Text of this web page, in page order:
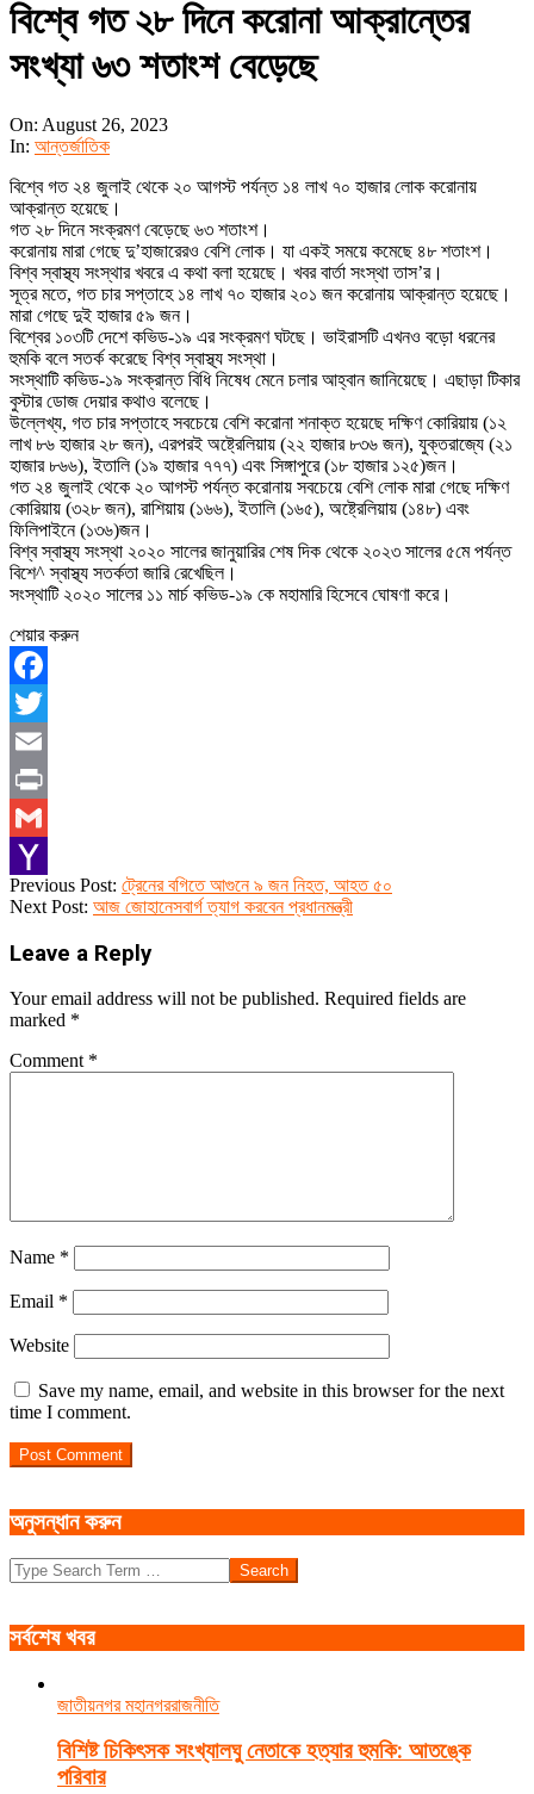
বিশ্বে গত ২৮ দিনে করোনা আক্রান্তের
সংখ্যা ৬৩ শতাংশ বেড়েছে
On: August 26, 2023
In: আন্তর্জাতিক
বিশ্বে গত ২৪ জুলাই থেকে ২০ আগস্ট পর্যন্ত ১৪ লাখ ৭০ হাজার লোক করোনায়
আক্রান্ত হয়েছে।
গত ২৮ দিনে সংক্রমণ বেড়েছে ৬৩ শতাংশ।
করোনায় মারা গেছে দু’হাজারেরও বেশি লোক। যা একই সময়ে কমেছে ৪৮ শতাংশ।
বিশ্ব স্বাস্থ্য সংস্থার খবরে এ কথা বলা হয়েছে। খবর বার্তা সংস্থা তাস’র।
সূত্র মতে, গত চার সপ্তাহে ১৪ লাখ ৭০ হাজার ২০১ জন করোনায় আক্রান্ত হয়েছে।
মারা গেছে দুই হাজার ৫৯ জন।
বিশ্বের ১০৩টি দেশে কভিড-১৯ এর সংক্রমণ ঘটছে। ভাইরাসটি এখনও বড়ো ধরনের
হুমকি বলে সতর্ক করেছে বিশ্ব স্বাস্থ্য সংস্থা।
সংস্থাটি কভিড-১৯ সংক্রান্ত বিধি নিষেধ মেনে চলার আহ্বান জানিয়েছে। এছাড়া টিকার
বুস্টার ডোজ দেয়ার কথাও বলেছে।
উল্লেখ্য, গত চার সপ্তাহে সবচেয়ে বেশি করোনা শনাক্ত হয়েছে দক্ষিণ কোরিয়ায় (১২
লাখ ৮৬ হাজার ২৮ জন), এরপরই অষ্ট্রেলিয়ায় (২২ হাজার ৮৩৬ জন), যুক্তরাজ্যে (২১
হাজার ৮৬৬), ইতালি (১৯ হাজার ৭৭৭) এবং সিঙ্গাপুরে (১৮ হাজার ১২৫)জন।
গত ২৪ জুলাই থেকে ২০ আগস্ট পর্যন্ত করোনায় সবচেয়ে বেশি লোক মারা গেছে দক্ষিণ
কোরিয়ায় (৩২৮ জন), রাশিয়ায় (১৬৬), ইতালি (১৬৫), অষ্ট্রেলিয়ায় (১৪৮) এবং
ফিলিপাইনে (১৩৬)জন।
বিশ্ব স্বাস্থ্য সংস্থা ২০২০ সালের জানুয়ারির শেষ দিক থেকে ২০২৩ সালের ৫মে পর্যন্ত
বিশে^ স্বাস্থ্য সতর্কতা জারি রেখেছিল।
সংস্থাটি ২০২০ সালের ১১ মার্চ কভিড-১৯ কে মহামারি হিসেবে ঘোষণা করে।
শেয়ার করুন
Facebook
Twitter
Email
Print
Gmail
Yahoo
2023-
08-
Previous Post: ট্রেনের বগিতে আগুনে ৯ জন নিহত, আহত ৫০
Next Post: আজ জোহানেসবার্গ ত্যাগ করবেন প্রধানমন্ত্রী
Leave a Reply
Your email address will not be published. Required fields are
marked *
Comment *
Name *
Email *
Website
Save my name, email, and website in this browser for the next
time I comment.
অনুসন্ধান করুন
Search
সর্বশেষ খবর
জাতীয়নগর মহানগররাজনীতি
বিশিষ্ট চিকিৎসক সংখ্যালঘু নেতাকে হত্যার হুমকি: আতঙ্কে
পরিবার